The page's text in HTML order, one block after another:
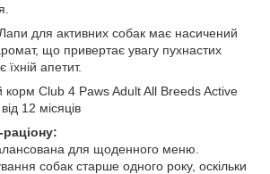
для активних собак має насичений
що привертає увагу пухнастих
їхній апетит.
корм Club 4 Paws Adult All Breeds Active
12 місяців
для щоденного меню.
собак старше одного року, оскільки